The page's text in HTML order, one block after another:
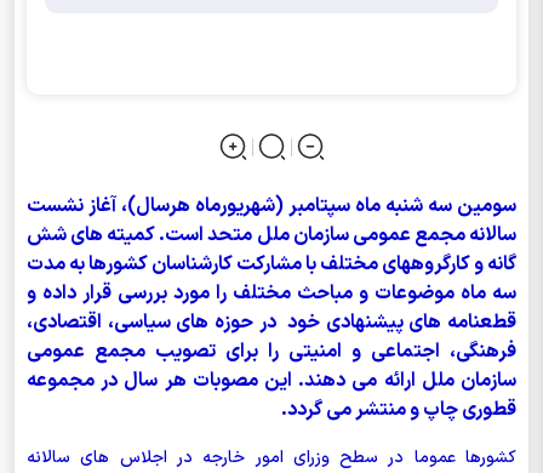
سومین سه شنبه ماه سپتامبر (شهریورماه هرسال)، آغاز نشست
سالانه مجمع عمومی سازمان ملل متحد است. کمیته های شش
گانه و کارگروههای مختلف با مشارکت کارشناسان کشورها به مدت
سه ماه موضوعات و مباحث مختلف را مورد بررسی قرار داده و
قطعنامه های پیشنهادی خود در حوزه های سیاسی، اقتصادی،
فرهنگی، اجتماعی و امنیتی را برای تصویب مجمع عمومی
سازمان ملل ارائه می دهند. این مصوبات هر سال در مجموعه
قطوری چاپ و منتشر می گردد.
کشورها عموما در سطح وزرای امور خارجه در اجلاس های سالانه